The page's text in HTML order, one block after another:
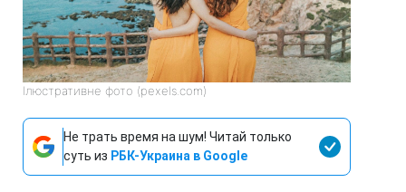
Ілюстративне фото (pexels.com)
Не трать время на шум! Читай только
суть из РБК-Украина в Google